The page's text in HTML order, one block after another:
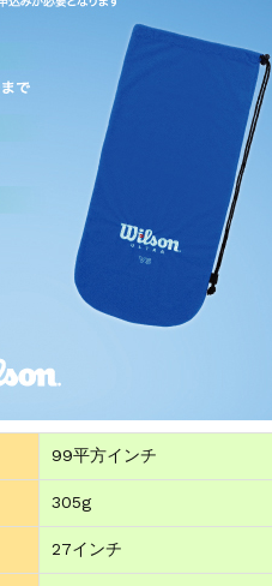
99平方インチ
305g
27インチ